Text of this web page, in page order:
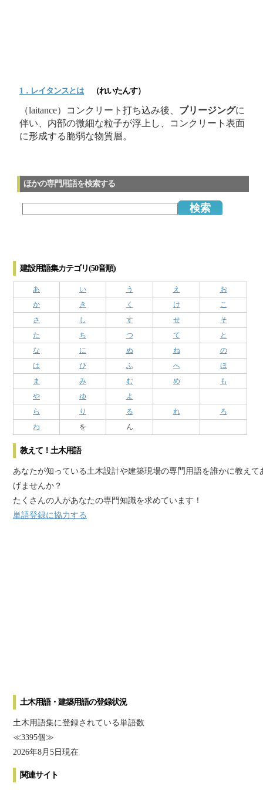
1．レイタンスとは（れいたんす）
（laitance）コンクリート打ち込み後、 ブリージングに
伴い、内部の微細な粒子が浮上し、コンクリート表面
に形成する脆弱な物質層。
ほかの専門用語を検索する
建設用語集カテゴリ(50音順)
あ い う え
お
か
き く け
こ
さ
し す せ
そ
た
ち つ て
と
な
に ぬ ね
の
は
ひ ふ へ
ほ
ま
み む め
も
や
ゆ
よ
ら
り る れ
ろ
わ
を ん
教えて！土木用語
あなたが知っている土木設計や建築現場の専門用語を誰かに教えて
げませんか？
たくさんの人があなたの専門知識を求めています！
単語登録に協力する
土木用語・建築用語の登録状況
土木用語集に登録されている単語数
≪3395個≫
2026年8月5日現在
関連サイト